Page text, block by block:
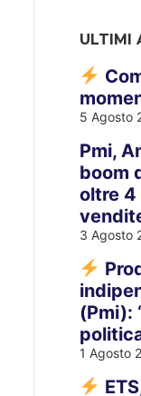
ULTIMI
5 Agosto
Pmi,
boom
oltre 4
3 Agosto
(Pmi):
1 Agosto